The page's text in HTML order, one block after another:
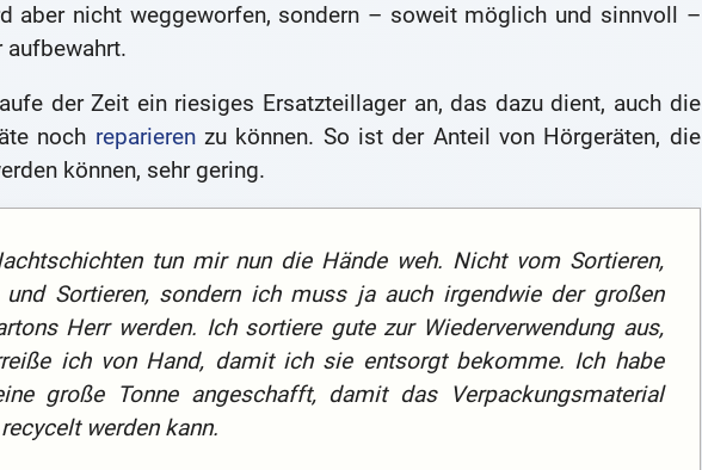
aber nicht weggeworfen, sondern – soweit möglich und sinnvoll –
aufbewahrt.
der Zeit ein riesiges Ersatzteillager an, das dazu dient, auch die
noch reparierenzu können. So ist der Anteil von Hörgeräten, die
können, sehr gering.
tun mir nun die Hände weh. Nicht vom Sortieren,
und Sortieren, sondern ich muss ja auch irgendwie der großen
Herr werden. Ich sortiere gute zur Wiederverwendung aus,
ich von Hand, damit ich sie entsorgt bekomme. Ich habe
große Tonne angeschafft, damit das Verpackungsmaterial
werden kann.